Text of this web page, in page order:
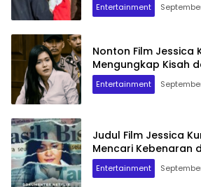
Entertainment
Nonton Film Jessica
Mengungkap Kisah
Entertainment
Judul Film Jessica
Mencari Kebenaran
Entertainment